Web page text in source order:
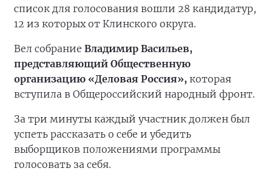
список для голосования вошли 28 кандидатур,
12 из которых от Клинского округа.
Вел собрание Владимир Васильев,
представляющий Общественную
организацию «Деловая Россия», которая
вступила в Общероссийский народный фронт.
За три минуты каждый участник должен был
успеть рассказать о себе и убедить
выборщиков положениями программы
голосовать за себя.